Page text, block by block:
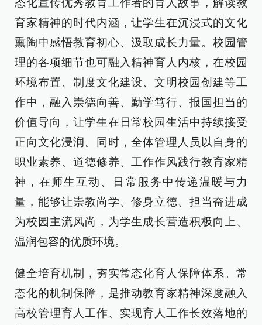
态化宣传优秀教育工作者的育人故事，解读教
育家精神的时代内涵，让学生在沉浸式的文化
熏陶中感悟教育初心、汲取成长力量。校园管
理的各项细节也可融入精神育人内核，在校园
环境布置、制度文化建设、文明校园创建等工
作中，融入崇德向善、勤学笃行、报国担当的
价值导向，让学生在日常校园生活中持续接受
正向文化浸润。同时，全体管理人员以自身的
职业素养、道德修养、工作作风践行教育家精
神，在师生互动、日常服务中传递温暖与力
量，能够让崇教尚学、修身立德、担当奋进成
为校园主流风尚，为学生成长营造积极向上、
温润包容的优质环境。
健全培育机制，夯实常态化育人保障体系。常
态化的机制保障，是推动教育家精神深度融入
高校管理育人工作、实现育人工作长效落地的